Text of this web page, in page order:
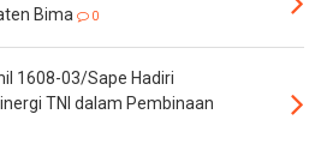
Bima
0
1608-03/Sape Hadiri
TNI dalam Pembinaan